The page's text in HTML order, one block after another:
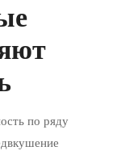
по ряду